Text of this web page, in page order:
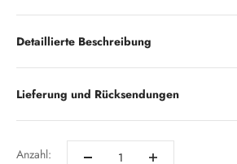
Detaillierte Beschreibung
Lieferung und Rücksendungen
Anzahl: